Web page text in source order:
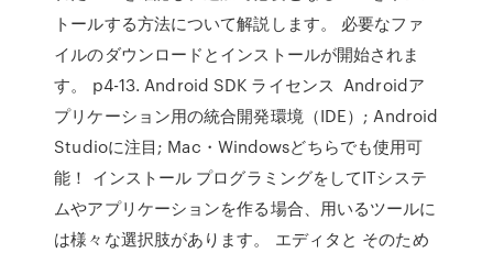
トールする方法について解説します。 必要なファ
イルのダウンロードとインストールが開始されま
す。 p4-13. Android SDK ライセンス Androidア
プリケーション用の統合開発環境（IDE）; Android
Studioに注目; Mac・Windowsどちらでも使用可
能！ インストール プログラミングをしてITシステ
ムやアプリケーションを作る場合、用いるツールに
は様々な選択肢があります。 エディタと そのため